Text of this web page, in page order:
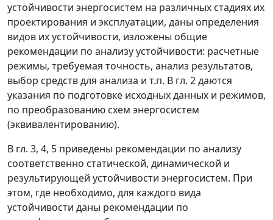
устойчивости энергосистем на различных стадиях их
проектирования и эксплуатации, даны определения
видов их устойчивости, изложены общие
рекомендации по анализу устойчивости: расчетные
режимы, требуемая точность, анализ результатов,
выбор средств для анализа и т.п. В гл. 2 даются
указания по подготовке исходных данных и режимов,
по преобразованию схем энергосистем
(эквивалентированию).
В гл. 3, 4, 5 приведены рекомендации по анализу
соответственно статической, динамической и
результирующей устойчивости энергосистем. При
этом, где необходимо, для каждого вида
устойчивости даны рекомендации по